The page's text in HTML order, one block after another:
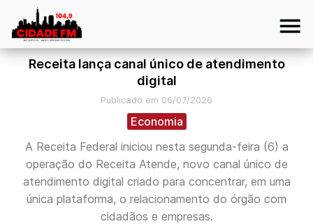
Receita lança canal único de atendimento
digital
Publicado em 06/07/2026
Economia
A Receita Federal iniciou nesta segunda-feira (6) a
operação do Receita Atende, novo canal único de
atendimento digital criado para concentrar, em uma
única plataforma, o relacionamento do órgão com
cidadãos e empresas.